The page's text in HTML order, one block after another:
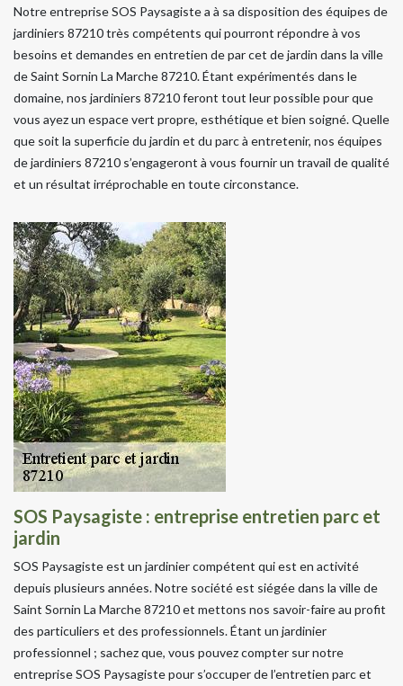
Notre entreprise SOS Paysagiste a à sa disposition des équipes de
jardiniers 87210 très compétents qui pourront répondre à vos
besoins et demandes en entretien de par cet de jardin dans la ville
de Saint Sornin La Marche 87210. Étant expérimentés dans le
domaine, nos jardiniers 87210 feront tout leur possible pour que
vous ayez un espace vert propre, esthétique et bien soigné. Quelle
que soit la superficie du jardin et du parc à entretenir, nos équipes
de jardiniers 87210 s’engageront à vous fournir un travail de qualité
et un résultat irréprochable en toute circonstance.
SOS Paysagiste : entreprise entretien parc et
jardin
SOS Paysagiste est un jardinier compétent qui est en activité
depuis plusieurs années. Notre société est siégée dans la ville de
Saint Sornin La Marche 87210 et mettons nos savoir-faire au profit
des particuliers et des professionnels. Étant un jardinier
professionnel ; sachez que, vous pouvez compter sur notre
entreprise SOS Paysagiste pour s’occuper de l’entretien parc et